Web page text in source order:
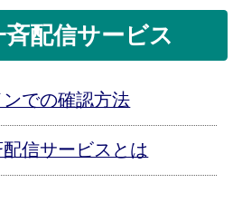
配信サービス
での確認方法
信サービスとは